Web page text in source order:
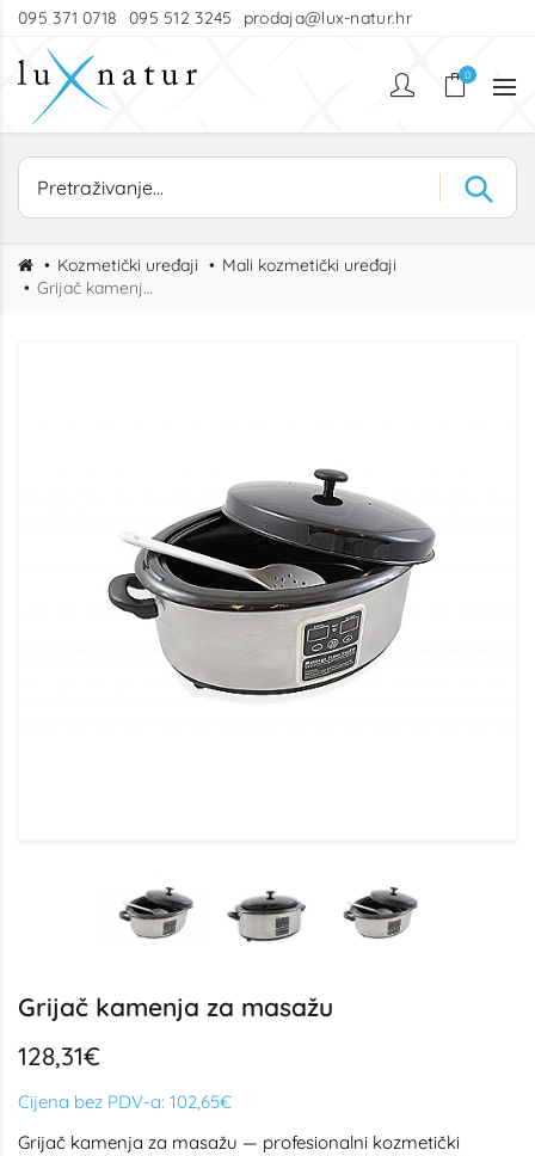
095 371 0718 095 512 3245 prodaja@lux-natur.hr
0
Kozmetički uređaji
Mali kozmetički uređaji
Grijač kamenja za masažu
Grijač kamenja za masažu
128,31€
Cijena bez PDV-a: 102,65€
Grijač kamenja za masažu — profesionalni kozmetički